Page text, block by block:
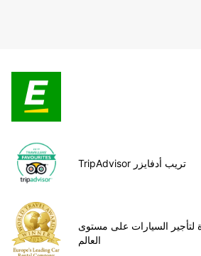
TripAdvisor تريب أدفايزر
لتأجير السيارات على مستوى
العالم